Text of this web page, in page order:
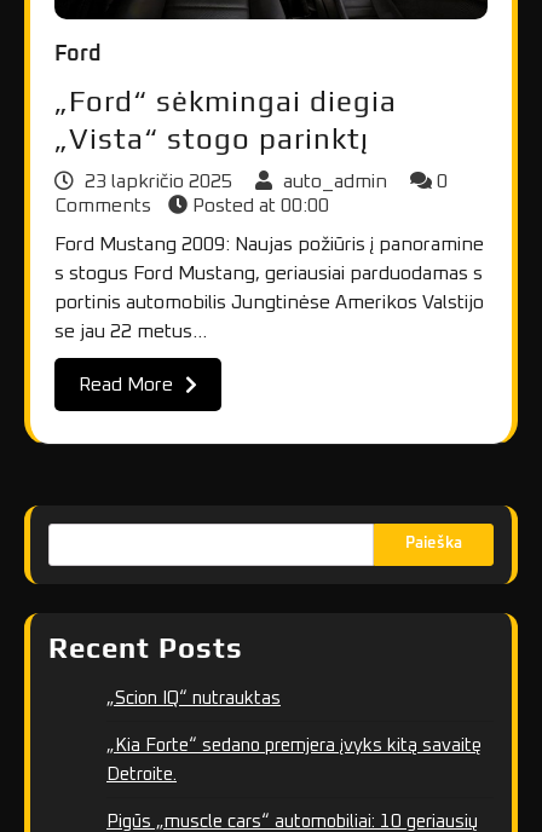
Ford
„Ford“ sėkmingai diegia
„Vista“ stogo parinktį
23 lapkričio 2025 auto_admin
0
Comments
Posted at 00:00
Ford Mustang 2009: Naujas požiūris į panoramine
s stogus Ford Mustang, geriausiai parduodamas s
portinis automobilis Jungtinėse Amerikos Valstijo
se jau 22 metus…
Read More
Paieška
Recent Posts
„Scion IQ“ nutrauktas
„Kia Forte“ sedano premjera įvyks kitą savaitę
Detroite.
Pigūs „muscle cars“ automobiliai: 10 geriausių